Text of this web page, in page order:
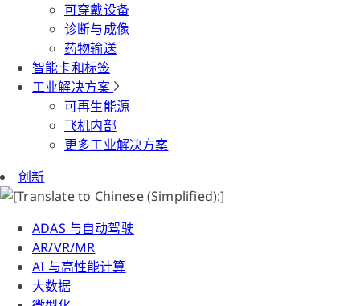
可穿戴设备
诊断与成像
药物输送
智能卡和标签
工业解决方案
可再生能源
飞机内部
更多工业解决方案
创新
ADAS 与自动驾驶
AR/VR/MR
AI 与高性能计算
大数据